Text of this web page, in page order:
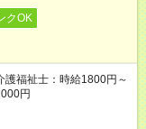
クOK
福祉士：時給1800円～
円